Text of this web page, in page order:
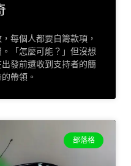
每個人都要自籌款項，
「怎麼可能？」但沒想
發前還收到支持者的簡
帶領。
部落格